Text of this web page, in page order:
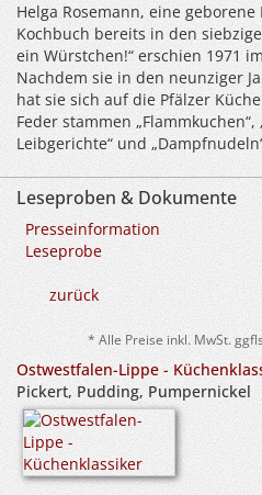
Helga Rosemann, eine
Kochbuch bereits in den
ein Würstchen!“ erschien 1971
Nachdem sie in den neunziger
hat sie sich auf die Pfälzer
Feder stammen
Leibgerichte“ und
Leseproben & Dokumente
Presseinformation
Leseprobe
zurück
* Alle Preise inkl. MwSt.
Ostwestfalen-Lippe -
Pickert, Pudding, Pumpernickel